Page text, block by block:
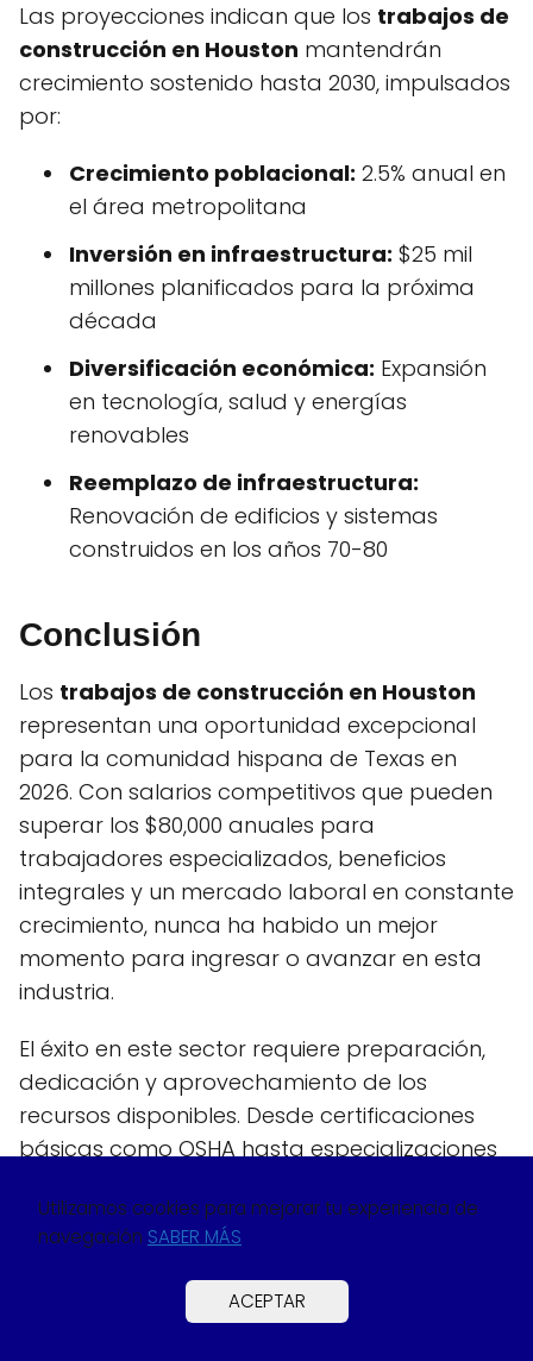
Las proyecciones indican que los trabajos de
construcción en Houston mantendrán
crecimiento sostenido hasta 2030, impulsados
por:
Crecimiento poblacional: 2.5% anual en
el área metropolitana
Inversión en infraestructura: $25 mil
millones planificados para la próxima
década
Diversificación económica: Expansión
en tecnología, salud y energías
renovables
Reemplazo de infraestructura:
Renovación de edificios y sistemas
construidos en los años 70-80
Conclusión
Los trabajos de construcción en Houston
representan una oportunidad excepcional
para la comunidad hispana de Texas en
2026. Con salarios competitivos que pueden
superar los $80,000 anuales para
trabajadores especializados, beneficios
integrales y un mercado laboral en constante
crecimiento, nunca ha habido un mejor
momento para ingresar o avanzar en esta
industria.
El éxito en este sector requiere preparación,
dedicación y aprovechamiento de los
recursos disponibles. Desde certificaciones
básicas como OSHA hasta especializaciones
hacia tu desarrollo profesional se traducirá
en mejores oportunidades y mayor
estabilidad económica para ti y tu familia.
Utilizamos cookies para mejorar tu experiencia de
navegación SABER MÁS
ACEPTAR